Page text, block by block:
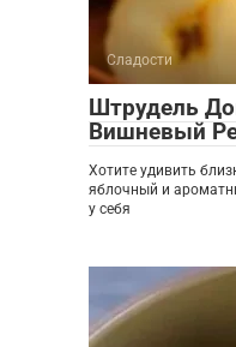
Сладости
Штрудель
Вишневый
Хотите удивить
яблочный и
у себя